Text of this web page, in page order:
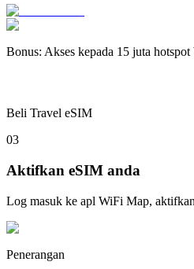
Bonus: Akses kepada 15 juta
Beli Travel eSIM
03
Aktifkan eSIM anda
Log masuk ke apl WiFi Map,
Penerangan